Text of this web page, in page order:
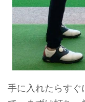
手に入れたらすぐ